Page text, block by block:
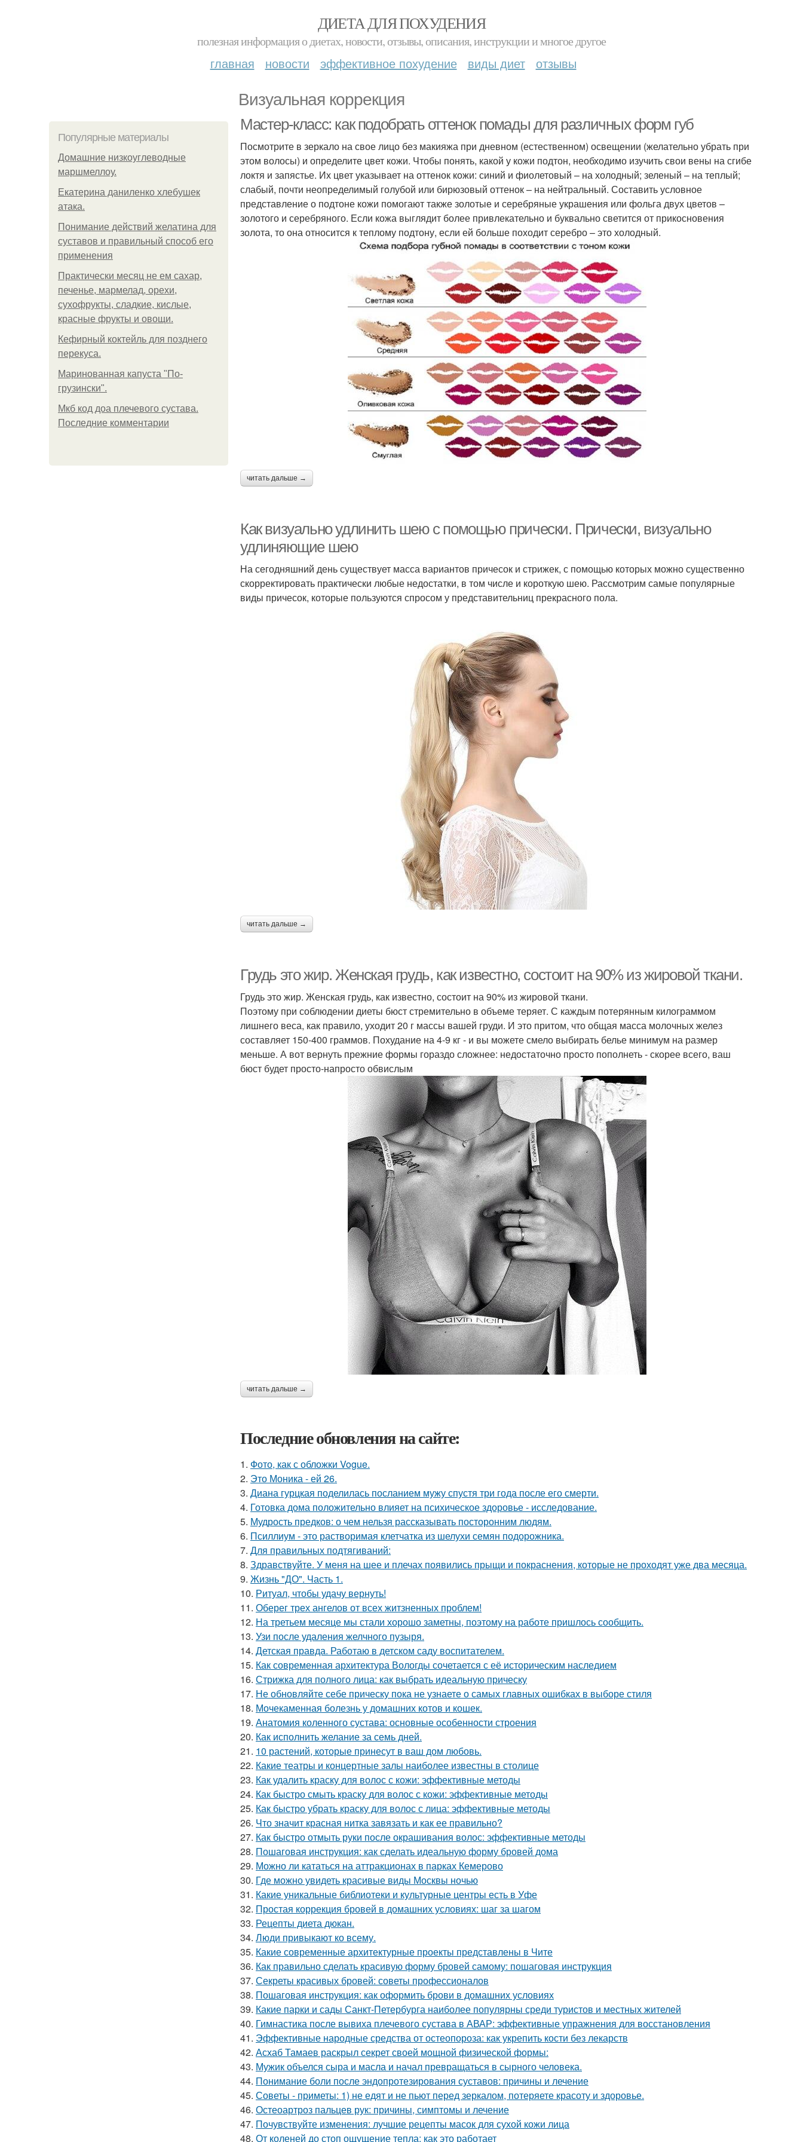
ДИЕТА ДЛЯ ПОХУДЕНИЯ
полезная информация о диетах, новости, отзывы, описания, инструкции и многое другое
главная новости эффективное похудение виды диет отзывы
Визуальная коррекция
Популярные материалы
Домашние низкоуглеводные
маршмеллоу.
Екатерина даниленко хлебушек
атака.
Понимание действий желатина для
суставов и правильный способ его
применения
Практически месяц не ем сахар,
печенье, мармелад, орехи,
сухофрукты, сладкие, кислые,
красные фрукты и овощи.
Кефирный коктейль для позднего
перекуса.
Маринованная капуста "По-
грузински".
Мкб код доа плечевого сустава.
Последние комментарии
Мастер-класс: как подобрать оттенок помады для различных форм губ
Посмотрите в зеркало на свое лицо без макияжа при дневном (естественном) освещении (желательно убрать при
этом волосы) и определите цвет кожи. Чтобы понять, какой у кожи подтон, необходимо изучить свои вены на сгибе
локтя и запястье. Их цвет указывает на оттенок кожи: синий и фиолетовый – на холодный; зеленый – на теплый;
слабый, почти неопределимый голубой или бирюзовый оттенок – на нейтральный. Составить условное
представление о подтоне кожи помогают также золотые и серебряные украшения или фольга двух цветов –
золотого и серебряного. Если кожа выглядит более привлекательно и буквально светится от прикосновения
золота, то она относится к теплому подтону, если ей больше походит серебро – это холодный.
читать дальше →
Как визуально удлинить шею с помощью прически. Прически, визуально
удлиняющие шею
На сегодняшний день существует масса вариантов причесок и стрижек, с помощью которых можно существенно
скорректировать практически любые недостатки, в том числе и короткую шею. Рассмотрим самые популярные
виды причесок, которые пользуются спросом у представительниц прекрасного пола.
читать дальше →
Грудь это жир. Женская грудь, как известно, состоит на 90% из жировой ткани.
Грудь это жир. Женская грудь, как известно, состоит на 90% из жировой ткани.
Поэтому при соблюдении диеты бюст стремительно в объеме теряет. С каждым потерянным килограммом
лишнего веса, как правило, уходит 20 г массы вашей груди. И это притом, что общая масса молочных желез
составляет 150-400 граммов. Похудание на 4-9 кг - и вы можете смело выбирать белье минимум на размер
меньше. А вот вернуть прежние формы гораздо сложнее: недостаточно просто пополнеть - скорее всего, ваш
бюст будет просто-напросто обвислым
читать дальше →
Последние обновления на сайте:
1. Фото, как с обложки Vogue.
2. Это Моника - ей 26.
3. Диана гурцкая поделилась посланием мужу спустя три года после его смерти.
4. Готовка дома положительно влияет на психическое здоровье - исследование.
5. Мудрость предков: о чем нельзя рассказывать посторонним людям.
6. Псиллиум - это растворимая клетчатка из шелухи семян подорожника.
7. Для правильных подтягиваний:
8. Здравствуйте. У меня на шее и плечах появились прыщи и покраснения, которые не проходят уже два месяца.
9. Жизнь "ДО". Часть 1.
10. Ритуал, чтобы удачу вернуть!
11. Оберег трех ангелов от всех житзненных проблем!
12. На третьем месяце мы стали хорошо заметны, поэтому на работе пришлось сообщить.
13. Узи после удаления желчного пузыря.
14. Детская правда. Работаю в детском саду воспитателем.
15. Как современная архитектура Вологды сочетается с её историческим наследием
16. Стрижка для полного лица: как выбрать идеальную прическу
17. Не обновляйте себе прическу пока не узнаете о самых главных ошибках в выборе стиля
18. Мочекаменная болезнь у домашних котов и кошек.
19. Анатомия коленного сустава: основные особенности строения
20. Как исполнить желание за семь дней.
21. 10 растений, которые принесут в ваш дом любовь.
22. Какие театры и концертные залы наиболее известны в столице
23. Как удалить краску для волос с кожи: эффективные методы
24. Как быстро смыть краску для волос с кожи: эффективные методы
25. Как быстро убрать краску для волос с лица: эффективные методы
26. Что значит красная нитка завязать и как ее правильно?
27. Как быстро отмыть руки после окрашивания волос: эффективные методы
28. Пошаговая инструкция: как сделать идеальную форму бровей дома
29. Можно ли кататься на аттракционах в парках Кемерово
30. Где можно увидеть красивые виды Москвы ночью
31. Какие уникальные библиотеки и культурные центры есть в Уфе
32. Простая коррекция бровей в домашних условиях: шаг за шагом
33. Рецепты диета дюкан.
34. Люди привыкают ко всему.
35. Какие современные архитектурные проекты представлены в Чите
36. Как правильно сделать красивую форму бровей самому: пошаговая инструкция
37. Секреты красивых бровей: советы профессионалов
38. Пошаговая инструкция: как оформить брови в домашних условиях
39. Какие парки и сады Санкт-Петербурга наиболее популярны среди туристов и местных жителей
40. Гимнастика после вывиха плечевого сустава в АВАР: эффективные упражнения для восстановления
41. Эффективные народные средства от остеопороза: как укрепить кости без лекарств
42. Асхаб Тамаев раскрыл секрет своей мощной физической формы:
43. Мужик объелся сыра и масла и начал превращаться в сырного человека.
44. Понимание боли после эндопротезирования суставов: причины и лечение
45. Советы - приметы: 1) не едят и не пьют перед зеркалом, потеряете красоту и здоровье.
46. Остеоартроз пальцев рук: причины, симптомы и лечение
47. Почувствуйте изменения: лучшие рецепты масок для сухой кожи лица
48. От коленей до стоп ощущение тепла: как это работает